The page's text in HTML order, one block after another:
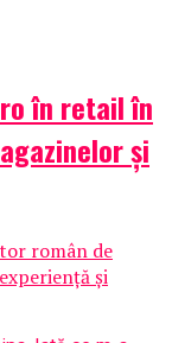
în retail în
și
român de
și